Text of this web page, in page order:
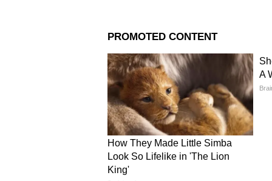
২০২৩-২৪ অর্থবর্ষের
বিভিন্ন ধরণের করদাতাদের জন্য
4
10